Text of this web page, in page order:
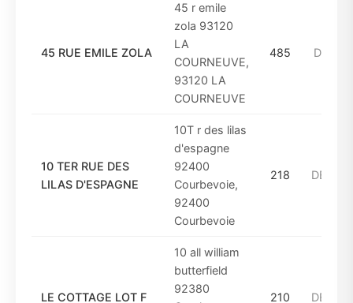
45 RUE EMILE ZOLA
45 r emile
zola 93120
LA
COURNEUVE,
93120 LA
COURNEUVE
485
10 TER RUE DES
LILAS D'ESPAGNE
10T r des lilas
d'espagne
92400
Courbevoie,
92400
Courbevoie
218
LE COTTAGE LOT F
10 all william
butterfield
92380
210